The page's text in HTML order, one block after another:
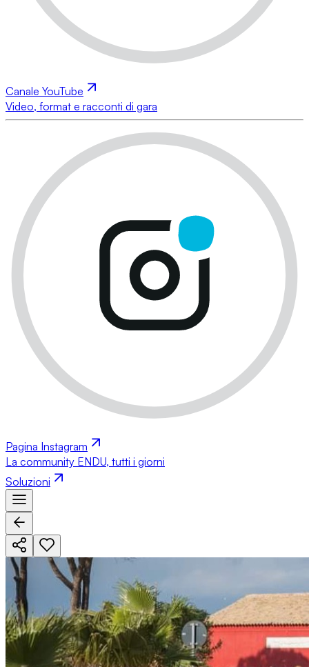
Canale YouTube
Video, format e racconti di gara
Pagina Instagram
La community ENDU, tutti i giorni
Soluzioni